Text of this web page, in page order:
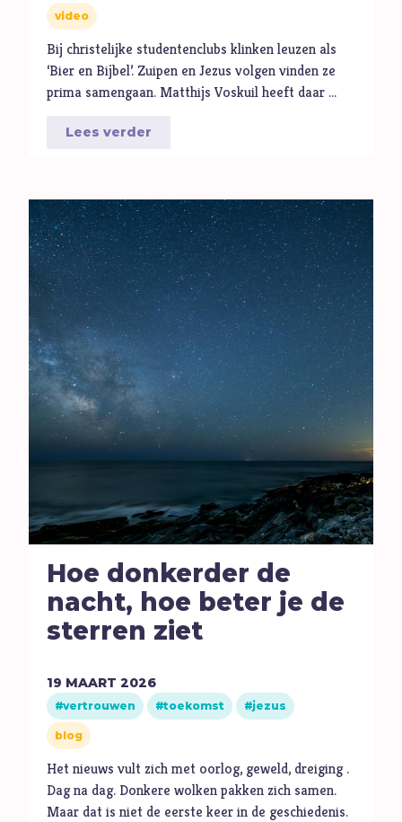
Schoonheid
Seks
Sport
Stilte
Toekomst
Verbond
Verdriet
Vergeving
Verlangen
Verleiding
Verslaving
Vertrouwen
Vervolging
Volharding
Vriendschap
Waarheid
Wonderen
Zelfbeeld
Zintuigen
Zoektocht
video
Bij christelijke studentenclubs klinken leuzen als
‘Bier en Bijbel’. Zuipen en Jezus volgen vinden ze
prima samengaan. Matthijs Voskuil heeft daar …
Lees verder
Hoe donkerder de
nacht, hoe beter je de
sterren ziet
19 MAART 2026
vertrouwen toekomst jezus
blog
Het nieuws vult zich met oorlog, geweld, dreiging .
Dag na dag. Donkere wolken pakken zich samen.
Maar dat is niet de eerste keer in de geschiedenis.